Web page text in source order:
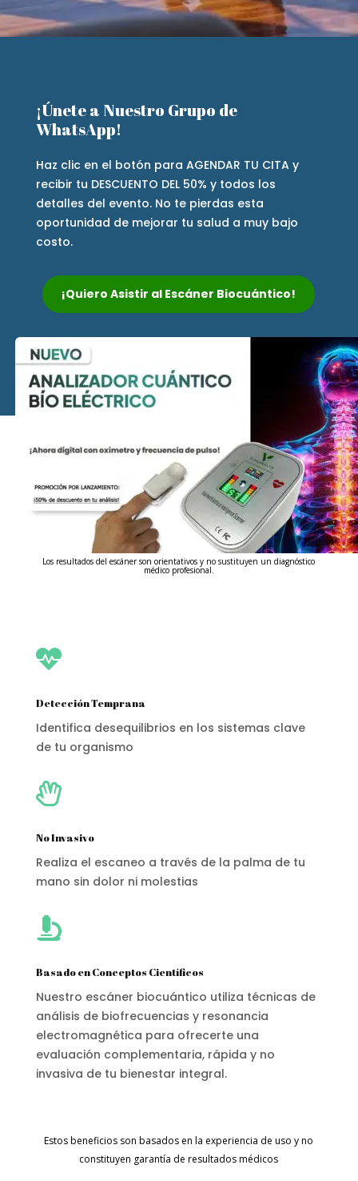
¡Únete a Nuestro Grupo de
WhatsApp!
Haz clic en el botón para AGENDAR TU CITA y
recibir tu DESCUENTO DEL 50% y todos los
detalles del evento. No te pierdas esta
oportunidad de mejorar tu salud a muy bajo
costo.
¡Quiero Asistir al Escáner Biocuántico!
Los resultados del escáner son orientativos y no sustituyen un diagnóstico
médico profesional.

Detección Temprana
Identifica desequilibrios en los sistemas clave
de tu organismo

No Invasivo
Realiza el escaneo a través de la palma de tu
mano sin dolor ni molestias

Basado en Conceptos Científicos
Nuestro escáner biocuántico utiliza técnicas de
análisis de biofrecuencias y resonancia
electromagnética para ofrecerte una
evaluación complementaria, rápida y no
invasiva de tu bienestar integral.
Estos beneficios son basados en la experiencia de uso y no
constituyen garantía de resultados médicos